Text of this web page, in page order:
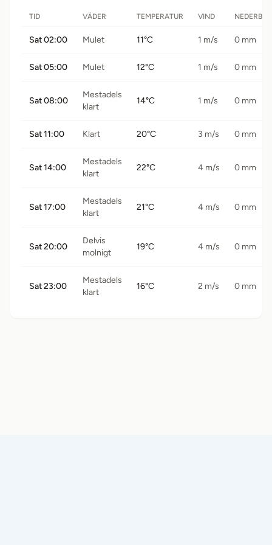
TID VÄDER TEMPERATUR VIND
Sat 02:00 Mulet 11°C 1 m/s 0 mm
Sat 05:00 Mulet 12°C 1 m/s 0 mm
Sat 08:00
Mestadels
klart
14°C 1 m/s 0 mm
Sat 11:00 Klart 20°C 3 m/s 0 mm
Sat 14:00
Mestadels
klart
22°C 4 m/s 0 mm
Sat 17:00
Mestadels
klart
21°C 4 m/s 0 mm
Sat 20:00
Delvis
molnigt
19°C 4 m/s 0 mm
Sat 23:00
Mestadels
klart
16°C 2 m/s 0 mm